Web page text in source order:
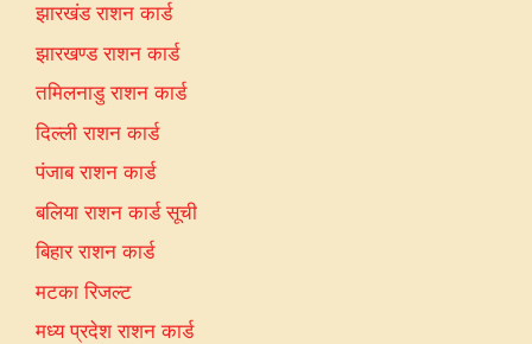
झारखंड राशन कार्ड
झारखण्ड राशन कार्ड
तमिलनाडु राशन कार्ड
दिल्ली राशन कार्ड
पंजाब राशन कार्ड
बलिया राशन कार्ड सूची
बिहार राशन कार्ड
मटका रिजल्ट
मध्य प्रदेश राशन कार्ड